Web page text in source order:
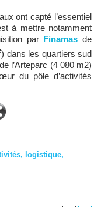
ont capté l’essentiel
à mettre notamment
par Finamas de
) dans les quartiers sud
l’Arteparc (4 080 m2)
du pôle d’activités
, logistique,